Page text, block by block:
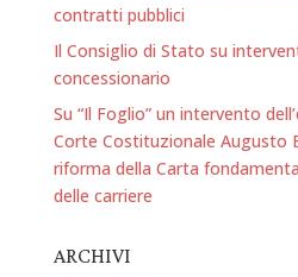
contratti pubblici
Il Consiglio di Stato su
concessionario
Su “Il Foglio” un intervento
Corte Costituzionale Augusto
riforma della Carta
delle carriere
ARCHIVI